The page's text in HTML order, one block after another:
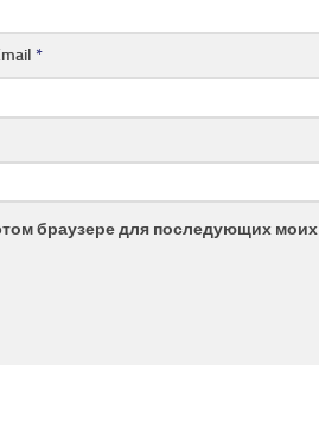
*
браузере для последующих моих